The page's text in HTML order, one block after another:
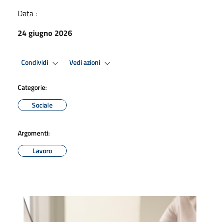
Data :
24 giugno 2026
Condividi Vedi azioni
Categorie:
Sociale
Argomenti:
Lavoro